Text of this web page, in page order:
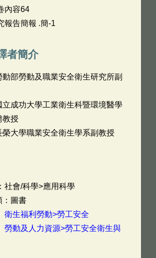
內容64
報告簡報 .簡-1
者簡介
動部勞動及職業安全衛生研究所副
立成功大學工業衛生科暨環境醫學
教授
榮大學職業安全衛生學系副教授
社會/科學>應用科學
：圖書
衛生福利勞動>勞工安全
勞動及人力資源>勞工安全衛生與